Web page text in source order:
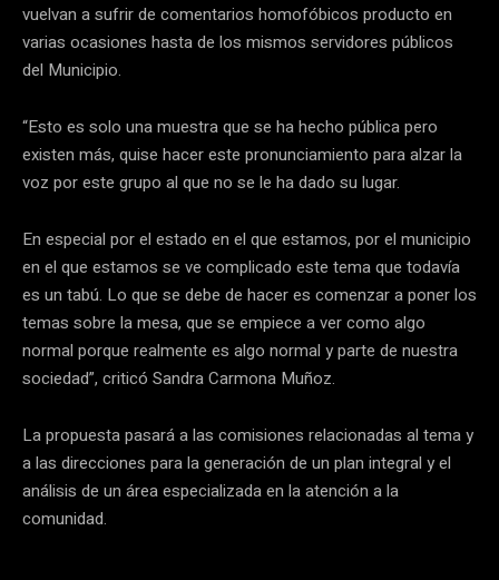
vuelvan a sufrir de comentarios homofóbicos producto en
varias ocasiones hasta de los mismos servidores públicos
del Municipio.
“Esto es solo una muestra que se ha hecho pública pero
existen más, quise hacer este pronunciamiento para alzar la
voz por este grupo al que no se le ha dado su lugar.
En especial por el estado en el que estamos, por el municipio
en el que estamos se ve complicado este tema que todavía
es un tabú. Lo que se debe de hacer es comenzar a poner los
temas sobre la mesa, que se empiece a ver como algo
normal porque realmente es algo normal y parte de nuestra
sociedad”, criticó Sandra Carmona Muñoz.
La propuesta pasará a las comisiones relacionadas al tema y
a las direcciones para la generación de un plan integral y el
análisis de un área especializada en la atención a la
comunidad.